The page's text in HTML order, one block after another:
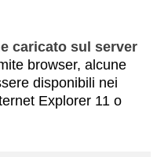
caricato sul server
browser, alcune
disponibili nei
Explorer 11 o